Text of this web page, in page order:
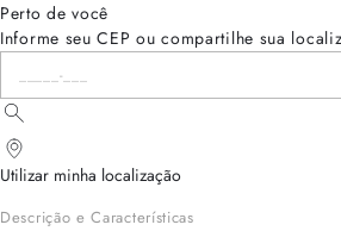
Perto de você
Informe seu CEP ou compartilhe sua
Utilizar minha localização
Descrição e Características